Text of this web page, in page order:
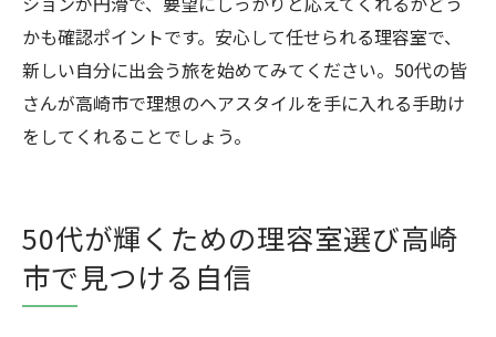
かも確認ポイントです。安心して任せられる理容室で、
新しい自分に出会う旅を始めてみてください。50代の皆
さんが高崎市で理想のヘアスタイルを手に入れる手助け
をしてくれることでしょう。
50代が輝くための理容室選び高崎
市で見つける自信